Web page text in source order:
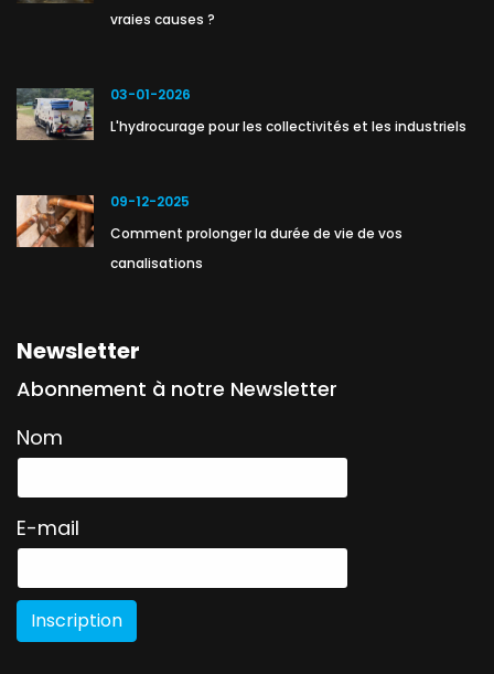
vraies causes ?
03-01-2026
L'hydrocurage pour les collectivités et les industriels
09-12-2025
Comment prolonger la durée de vie de vos
canalisations
Newsletter
Abonnement à notre Newsletter
Nom
E-mail
Inscription